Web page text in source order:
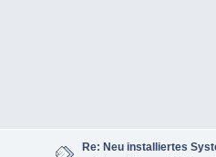
Re: Neu installiertes